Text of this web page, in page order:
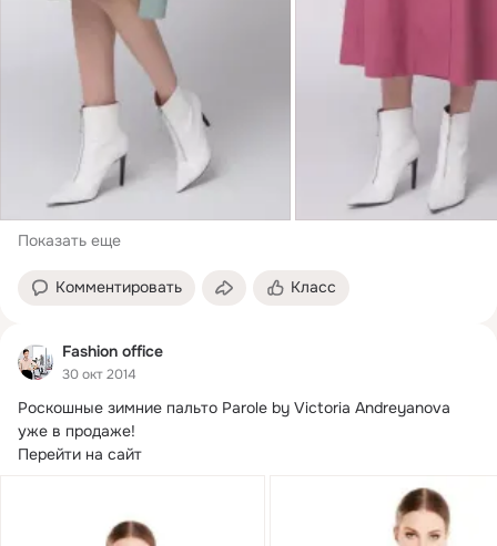
Показать еще
Комментировать Класс
Fashion office
30 окт 2014
Роскошные зимние пальто Parole by Victoria Andreyanova
уже в продаже!
Перейти на сайт